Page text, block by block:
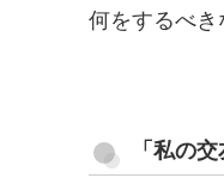
何をするべき
「私の